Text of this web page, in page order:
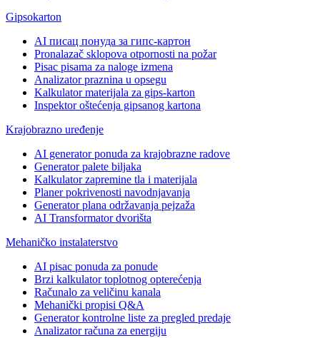
Gipsokarton
AI писац понуда за гипс-картон
Pronalazač sklopova otpornosti na požar
Pisac pisama za naloge izmena
Analizator praznina u opsegu
Kalkulator materijala za gips-karton
Inspektor oštećenja gipsanog kartona
Krajobrazno uređenje
AI generator ponuda za krajobrazne radove
Generator palete biljaka
Kalkulator zapremine tla i materijala
Planer pokrivenosti navodnjavanja
Generator plana održavanja pejzaža
AI Transformator dvorišta
Mehaničko instalaterstvo
AI pisac ponuda za ponude
Brzi kalkulator toplotnog opterećenja
Računalo za veličinu kanala
Mehanički propisi Q&A
Generator kontrolne liste za pregled predaje
Analizator računa za energiju